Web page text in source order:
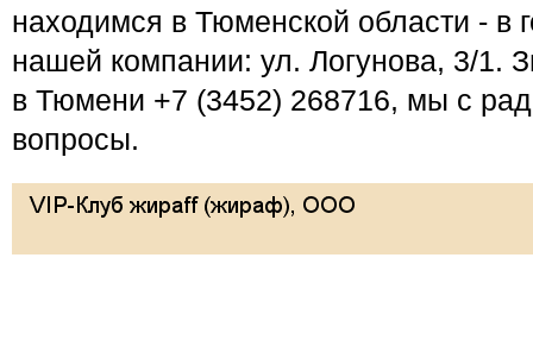
находимся в Тюменской области - в
нашей компании: ул. Логунова, 3/1.
в Тюмени +7 (3452) 268716, мы с
вопросы.